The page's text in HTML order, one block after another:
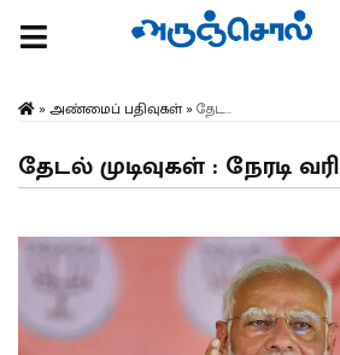
» அண்மைப் பதிவுகள்» தேட...
தேடல் முடிவுகள் : நேரடி வரி